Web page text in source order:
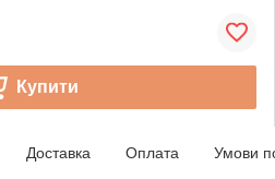
Купити
Доставка Оплата Умови